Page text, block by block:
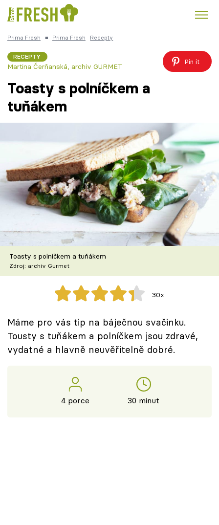
Česká kuchyně Čokoláda
Recepty
Články
TV Program
Škola vaření
Recepty z TV
Speciál: Cuketa
Těhotnej kuchař
Sledujte prima+
Přihlášení
Prima Fresh ■ Prima Fresh Recepty
RECEPTY
Martina Čerňanská archiv GURMET
Pin it
Toasty s polníčkem a
tuňákem
Toasty s polníčkem a tuňákem
Zdroj: archiv Gurmet
30x
Máme pro vás tip na báječnou svačinku.
Tousty s tuňákem a polníčkem jsou zdravé,
vydatné a hlavně neuvěřitelně dobré.
4 porce 30 minut